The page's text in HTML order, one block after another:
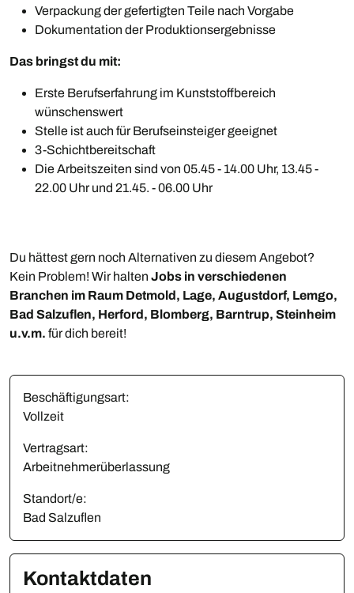
Verpackung der gefertigten Teile nach Vorgabe
Dokumentation der Produktionsergebnisse
Das bringst du mit:
Erste Berufserfahrung im Kunststoffbereich
wünschenswert
Stelle ist auch für Berufseinsteiger geeignet
3-Schichtbereitschaft
Die Arbeitszeiten sind von 05.45 - 14.00 Uhr, 13.45 -
22.00 Uhr und 21.45. - 06.00 Uhr
Du hättest gern noch Alternativen zu diesem Angebot?
Kein Problem! Wir halten Jobs in verschiedenen
Branchen im Raum Detmold, Lage, Augustdorf, Lemgo,
Bad Salzuflen, Herford, Blomberg, Barntrup, Steinheim
u.v.m. für dich bereit!
Beschäftigungsart:
Vollzeit
Vertragsart:
Arbeitnehmerüberlassung
Standort/e:
Bad Salzuflen
Kontaktdaten